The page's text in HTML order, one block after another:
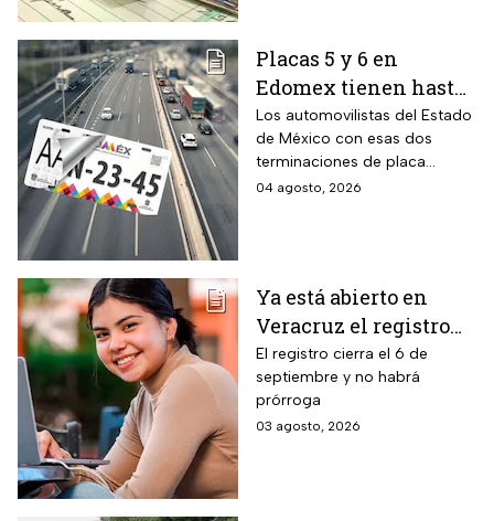
Placas 5 y 6 en
Edomex tienen hasta
el 31 de agosto 2026
para realizar la
verificación
vehicular o recibirán
Los automovilistas del Estado
de México con esas dos
terminaciones de placa
enfrentan el cierre de su
sanción de miles de pesos.
04 agosto, 2026
Ya está abierto en
Veracruz el registro
para becas de hasta
$3,000 pesos para
estudiantes de todos
los niveles: fecha
El registro cierra el 6 de
septiembre y no habrá
prórroga
03 agosto, 2026